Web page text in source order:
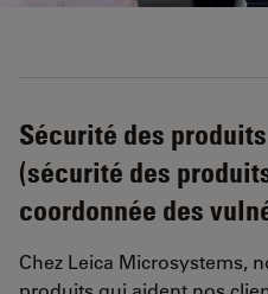
Sécurité des
(sécurité des
coordonnée des
Chez Leica Microsystems,